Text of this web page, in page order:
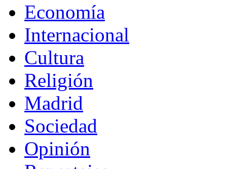
Economía
Internacional
Cultura
Religión
Madrid
Sociedad
Opinión